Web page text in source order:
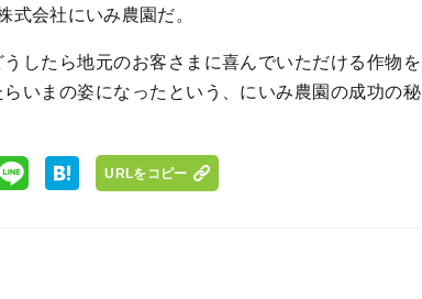
式会社にいみ農園だ。
したら地元のお客さまに喜んでいただける作物を
いまの姿になったという、にいみ農園の成功の秘
URLをコピー